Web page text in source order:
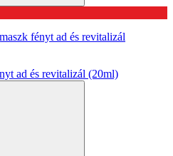
ad és revitalizál (20ml)